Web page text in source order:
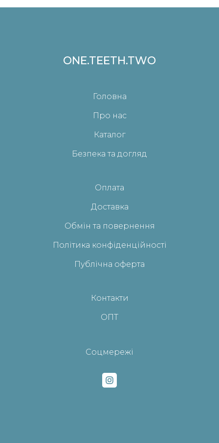
ONE.TEETH.TWO
Головна
Про нас
Каталог
Безпека та догляд
Оплата
Доставка
Обмін та повернення
Політика конфіденційності
Публічна оферта
Контакти
ОПТ
Соцмережі